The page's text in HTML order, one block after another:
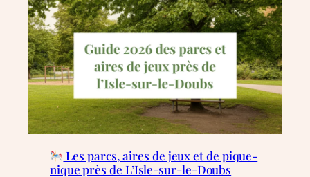
Les parcs, aires de jeux et de pique-
nique près de L’Isle-sur-le-Doubs